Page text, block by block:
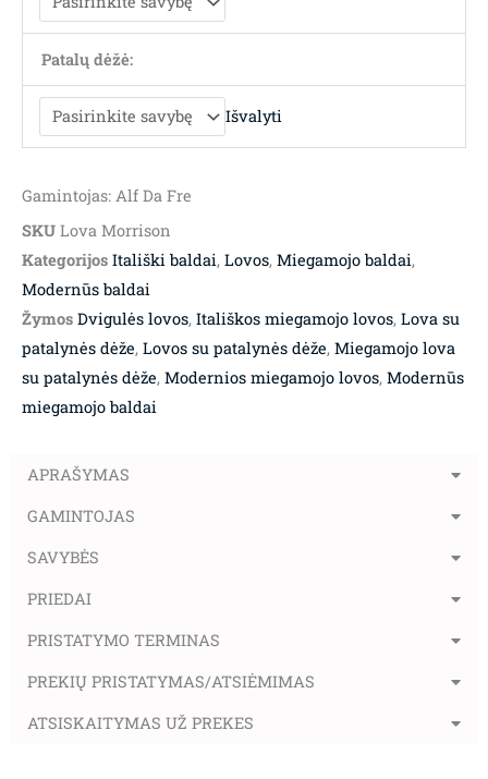
Patalų dėžė:
Išvalyti
Gamintojas: Alf Da Fre
SKU Lova Morrison
Kategorijos Itališki baldai, Lovos, Miegamojo baldai,
Modernūs baldai
Žymos Dvigulės lovos, Itališkos miegamojo lovos, Lova su
patalynės dėže, Lovos su patalynės dėže, Miegamojo lova
su patalynės dėže, Modernios miegamojo lovos, Modernūs
miegamojo baldai
APRAŠYMAS
GAMINTOJAS
SAVYBĖS
PRIEDAI
PRISTATYMO TERMINAS
PREKIŲ PRISTATYMAS/ATSIĖMIMAS
ATSISKAITYMAS UŽ PREKES